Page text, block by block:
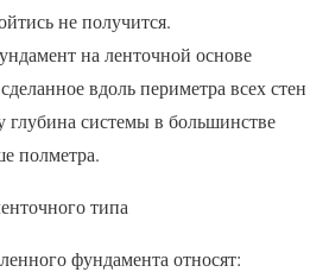
не получится.
на ленточной основе
вдоль периметра всех стен
системы в большинстве
полметра.
типа
фундамента относят: